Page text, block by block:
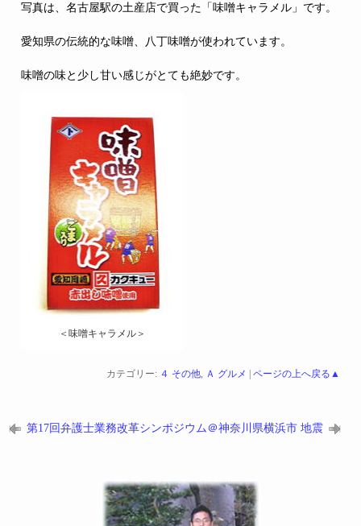
写真は、名古屋駅の土産店で買った「味噌キャラメル」です。
愛知県の伝統的な味噌、八丁味噌が使われています。
味噌の味と少し甘い感じがとても絶妙です。
＜味噌キャラメル＞
カテゴリー: ４ その他, Ａ グルメ | ページの上へ戻る▲
第17回弁護士業務改革シンポジウム＠神奈川県横浜市 地震